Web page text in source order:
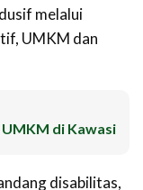
melalui
UMKM dan
di Kawasi
disabilitas,